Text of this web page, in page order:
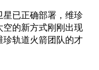
星已正确部署，维珍
的新方式刚刚出现
珍轨道火箭团队的才